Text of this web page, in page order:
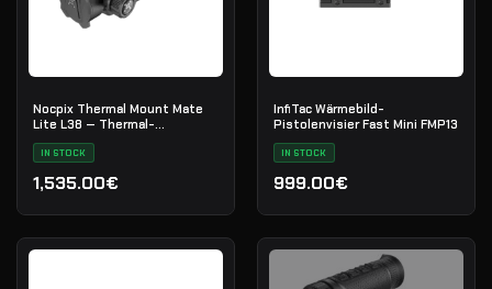
Nocpix Thermal Mount Mate
Lite L38 — Thermal-
Vorsatzgerät
IN STOCK
1,535.00€
InfiTac Wärmebild-
Pistolenvisier Fast Mini FMP13
IN STOCK
999.00€